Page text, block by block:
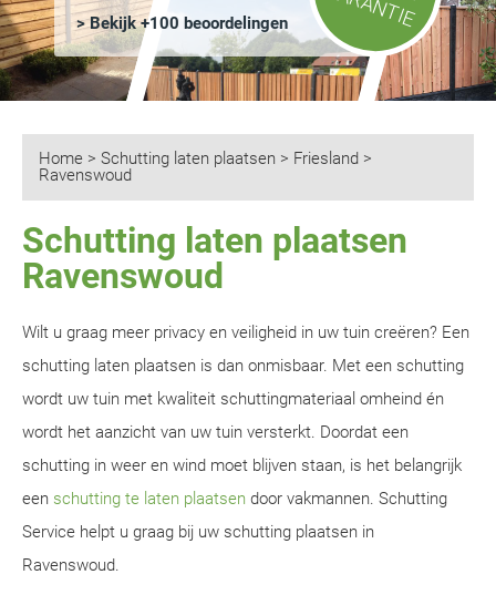
> Bekijk +100 beoordelingen
Home > Schutting laten plaatsen > Friesland >
Ravenswoud
Schutting laten plaatsen
Ravenswoud
Wilt u graag meer privacy en veiligheid in uw tuin creëren? Een
schutting laten plaatsen is dan onmisbaar. Met een schutting
wordt uw tuin met kwaliteit schuttingmateriaal omheind én
wordt het aanzicht van uw tuin versterkt. Doordat een
schutting in weer en wind moet blijven staan, is het belangrijk
een schutting te laten plaatsen door vakmannen. Schutting
Service helpt u graag bij uw schutting plaatsen in
Ravenswoud.